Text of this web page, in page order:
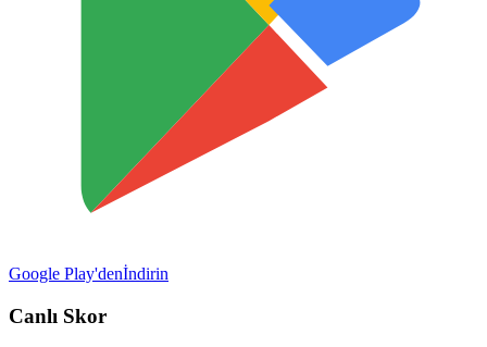
Google Play'denİndirin
Canlı Skor